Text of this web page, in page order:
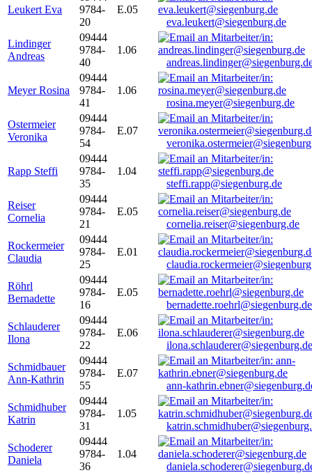
Leukert Eva
9784-
20
E.05
eva.leukert@siegenburg.de
Lindinger
Andreas
09444
9784-
40
1.06
Meyer Rosina
09444
9784-
41
1.06
rosina.meyer@siegenburg.de
Ostermeier
Veronika
09444
9784-
54
E.07
Rapp Steffi
09444
9784-
35
1.04
steffi.rapp@siegenburg.de
Reiser
Cornelia
09444
9784-
21
E.05
cornelia.reiser@siegenburg.de
Rockermeier
Claudia
09444
9784-
25
E.01
Röhrl
Bernadette
09444
9784-
16
E.05
bernadette.roehrl@siegenburg.de
Schlauderer
Ilona
09444
9784-
22
E.06
ilona.schlauderer@siegenburg.de
Schmidbauer
Ann-Kathrin
09444
9784-
55
E.07
ann-
Schmidhuber
Katrin
09444
9784-
31
1.05
Schoderer
Daniela
09444
9784-
36
1.04